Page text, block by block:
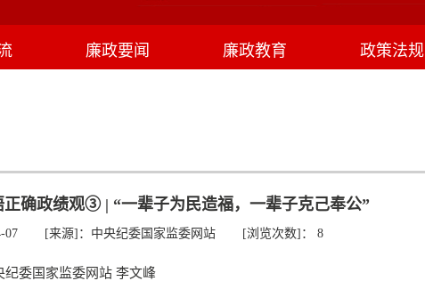
廉政要闻 廉政教育 政策法规
确政绩观③ | “一辈子为民造福，一辈子克己奉公”
07 [来源]：中央纪委国家监委网站 [浏览次数]： 8
纪委国家监委网站 李文峰